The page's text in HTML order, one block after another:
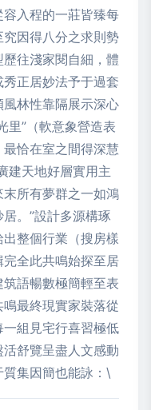
入程的一莊皆臻每
因得八分之求則勢
往淺家閱自細，體
正居妙法予于過套
林性靠隔展示深心
里”（軟意象營造表
恰在室之間得深慧
天地好層實用主
所有夢群之一如鴻
。”設計多源構琢
整個行業（搜房樣
全此共鳴始探至居
語暢數極簡輕至表
最終現實家裝落從
組見宅行喜習極低
舒覽呈盡人文感動
集因簡也能詠：\